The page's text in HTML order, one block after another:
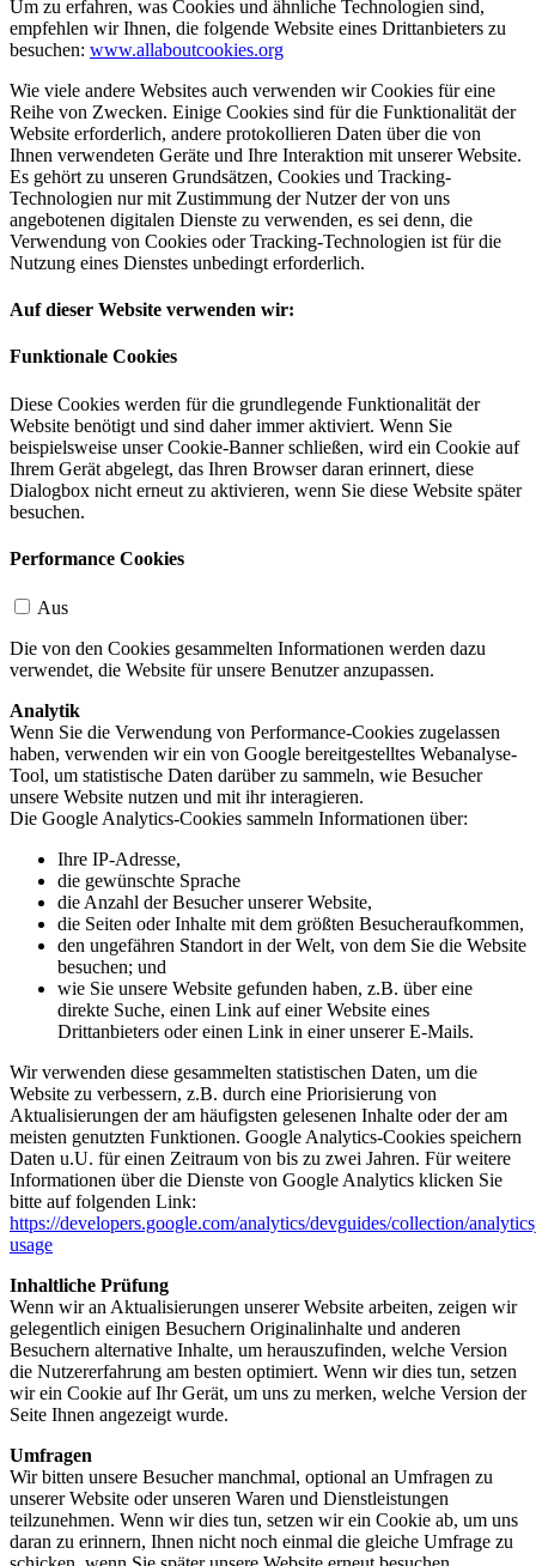
Um zu erfahren, was Cookies und ähnliche Technologien sind,
empfehlen wir Ihnen, die folgende Website eines Drittanbieters zu
besuchen: www.allaboutcookies.org
Wie viele andere Websites auch verwenden wir Cookies für eine
Reihe von Zwecken. Einige Cookies sind für die Funktionalität der
Website erforderlich, andere protokollieren Daten über die von
Ihnen verwendeten Geräte und Ihre Interaktion mit unserer Website.
Es gehört zu unseren Grundsätzen, Cookies und Tracking-
Technologien nur mit Zustimmung der Nutzer der von uns
angebotenen digitalen Dienste zu verwenden, es sei denn, die
Verwendung von Cookies oder Tracking-Technologien ist für die
Nutzung eines Dienstes unbedingt erforderlich.
Auf dieser Website verwenden wir:
Funktionale Cookies
Diese Cookies werden für die grundlegende Funktionalität der
Website benötigt und sind daher immer aktiviert. Wenn Sie
beispielsweise unser Cookie-Banner schließen, wird ein Cookie auf
Ihrem Gerät abgelegt, das Ihren Browser daran erinnert, diese
Dialogbox nicht erneut zu aktivieren, wenn Sie diese Website später
besuchen.
Performance Cookies
Aus
Die von den Cookies gesammelten Informationen werden dazu
verwendet, die Website für unsere Benutzer anzupassen.
Analytik
Wenn Sie die Verwendung von Performance-Cookies zugelassen
haben, verwenden wir ein von Google bereitgestelltes Webanalyse-
Tool, um statistische Daten darüber zu sammeln, wie Besucher
unsere Website nutzen und mit ihr interagieren.
Die Google Analytics-Cookies sammeln Informationen über:
Ihre IP-Adresse,
die gewünschte Sprache
die Anzahl der Besucher unserer Website,
die Seiten oder Inhalte mit dem größten Besucheraufkommen,
den ungefähren Standort in der Welt, von dem Sie die Website
besuchen; und
wie Sie unsere Website gefunden haben, z.B. über eine
direkte Suche, einen Link auf einer Website eines
Drittanbieters oder einen Link in einer unserer E-Mails.
Wir verwenden diese gesammelten statistischen Daten, um die
Website zu verbessern, z.B. durch eine Priorisierung von
Aktualisierungen der am häufigsten gelesenen Inhalte oder der am
meisten genutzten Funktionen. Google Analytics-Cookies speichern
Daten u.U. für einen Zeitraum von bis zu zwei Jahren. Für weitere
Informationen über die Dienste von Google Analytics klicken Sie
bitte auf folgenden Link:
https://developers.google.com/analytics/devguides/collection/
usage
Inhaltliche Prüfung
Wenn wir an Aktualisierungen unserer Website arbeiten, zeigen wir
gelegentlich einigen Besuchern Originalinhalte und anderen
Besuchern alternative Inhalte, um herauszufinden, welche Version
die Nutzererfahrung am besten optimiert. Wenn wir dies tun, setzen
wir ein Cookie auf Ihr Gerät, um uns zu merken, welche Version der
Seite Ihnen angezeigt wurde.
Umfragen
Wir bitten unsere Besucher manchmal, optional an Umfragen zu
unserer Website oder unseren Waren und Dienstleistungen
teilzunehmen. Wenn wir dies tun, setzen wir ein Cookie ab, um uns
daran zu erinnern, Ihnen nicht noch einmal die gleiche Umfrage zu